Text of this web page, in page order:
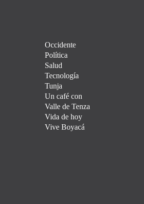
Occidente
Política
Salud
Tecnología
Tunja
Un café con
Valle de Tenza
Vida de hoy
Vive Boyacá